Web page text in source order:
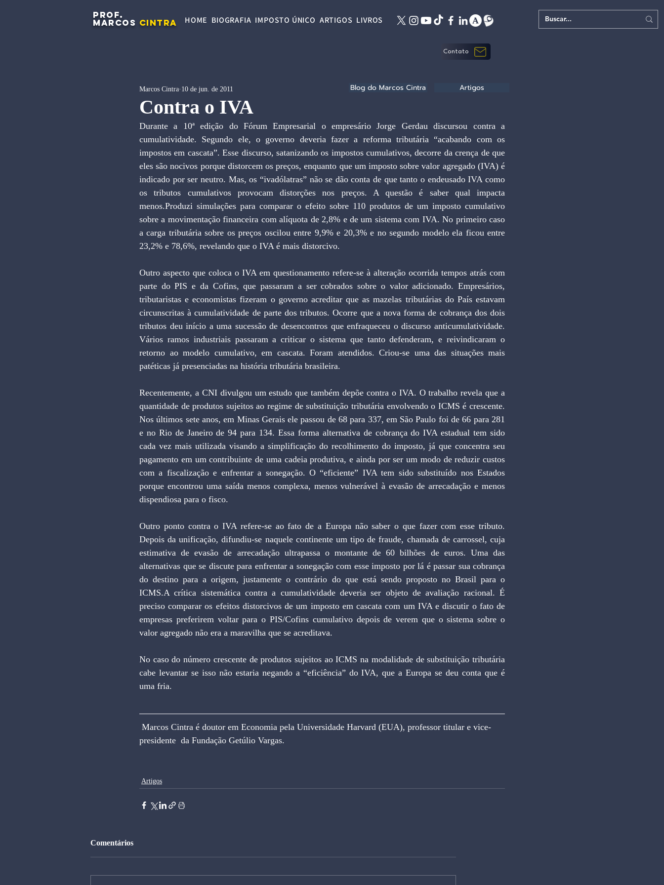
PROF.
MARCOS CINTRA HOME BIOGRAFIA IMPOSTO ÚNICO ARTIGOS LIVROS
Contato
Contra o IVA
Marcos Cintra 10 de jun. de 2011
Durante a 10ª edição do Fórum Empresarial o empresário Jorge Gerdau discursou contra a
cumulatividade. Segundo ele, o governo deveria fazer a reforma tributária “acabando com os
impostos em cascata”. Esse discurso, satanizando os impostos cumulativos, decorre da crença de que
eles são nocivos porque distorcem os preços, enquanto que um imposto sobre valor agregado (IVA) é
indicado por ser neutro. Mas, os “ivadólatras” não se dão conta de que tanto o endeusado IVA como
os tributos cumulativos provocam distorções nos preços. A questão é saber qual impacta
menos.Produzi simulações para comparar o efeito sobre 110 produtos de um imposto cumulativo
sobre a movimentação financeira com alíquota de 2,8% e de um sistema com IVA. No primeiro caso
a carga tributária sobre os preços oscilou entre 9,9% e 20,3% e no segundo modelo ela ficou entre
23,2% e 78,6%, revelando que o IVA é mais distorcivo.
Outro aspecto que coloca o IVA em questionamento refere-se à alteração ocorrida tempos atrás com
parte do PIS e da Cofins, que passaram a ser cobrados sobre o valor adicionado. Empresários,
tributaristas e economistas fizeram o governo acreditar que as mazelas tributárias do País estavam
circunscritas à cumulatividade de parte dos tributos. Ocorre que a nova forma de cobrança dos dois
tributos deu início a uma sucessão de desencontros que enfraqueceu o discurso anticumulatividade.
Vários ramos industriais passaram a criticar o sistema que tanto defenderam, e reivindicaram o
retorno ao modelo cumulativo, em cascata. Foram atendidos. Criou-se uma das situações mais
patéticas já presenciadas na história tributária brasileira.
Recentemente, a CNI divulgou um estudo que também depõe contra o IVA. O trabalho revela que a
quantidade de produtos sujeitos ao regime de substituição tributária envolvendo o ICMS é crescente.
Nos últimos sete anos, em Minas Gerais ele passou de 68 para 337, em São Paulo foi de 66 para 281
e no Rio de Janeiro de 94 para 134. Essa forma alternativa de cobrança do IVA estadual tem sido
cada vez mais utilizada visando a simplificação do recolhimento do imposto, já que concentra seu
pagamento em um contribuinte de uma cadeia produtiva, e ainda por ser um modo de reduzir custos
com a fiscalização e enfrentar a sonegação. O “eficiente” IVA tem sido substituído nos Estados
porque encontrou uma saída menos complexa, menos vulnerável à evasão de arrecadação e menos
dispendiosa para o fisco.
Outro ponto contra o IVA refere-se ao fato de a Europa não saber o que fazer com esse tributo.
Depois da unificação, difundiu-se naquele continente um tipo de fraude, chamada de carrossel, cuja
estimativa de evasão de arrecadação ultrapassa o montante de 60 bilhões de euros. Uma das
alternativas que se discute para enfrentar a sonegação com esse imposto por lá é passar sua cobrança
do destino para a origem, justamente o contrário do que está sendo proposto no Brasil para o
ICMS.A crítica sistemática contra a cumulatividade deveria ser objeto de avaliação racional. É
preciso comparar os efeitos distorcivos de um imposto em cascata com um IVA e discutir o fato de
empresas preferirem voltar para o PIS/Cofins cumulativo depois de verem que o sistema sobre o
valor agregado não era a maravilha que se acreditava.
No caso do número crescente de produtos sujeitos ao ICMS na modalidade de substituição tributária
cabe levantar se isso não estaria negando a “eficiência” do IVA, que a Europa se deu conta que é
uma fria.
presidente  da Fundação Getúlio Vargas.
Artigos
Comentários
Blog do Marcos Cintra Artigos